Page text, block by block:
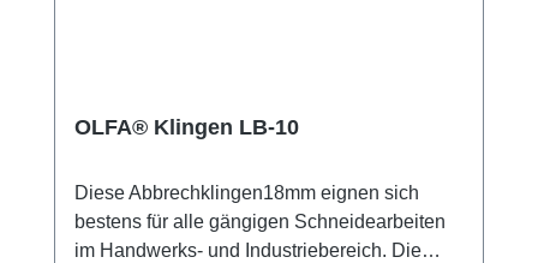
OLFA® Klingen LB-10
Diese Abbrechklingen18mm eignen sich
bestens für alle gängigen Schneidearbeiten
im Handwerks- und Industriebereich. Die